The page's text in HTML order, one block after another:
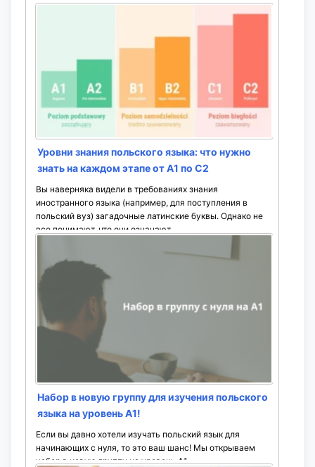
Уровни знания польского языка: что нужно
знать на каждом этапе от А1 по С2
Вы наверняка видели в требованиях знания
иностранного языка (например, для поступления в
польский вуз) загадочные латинские буквы. Однако не
все понимают, что они означают. ...
Набор в новую группу для изучения польского
языка на уровень A1!
Если вы давно хотели изучать польский язык для
начинающих с нуля, то это ваш шанс! Мы открываем
набор в новую группу на уровень A1. ...